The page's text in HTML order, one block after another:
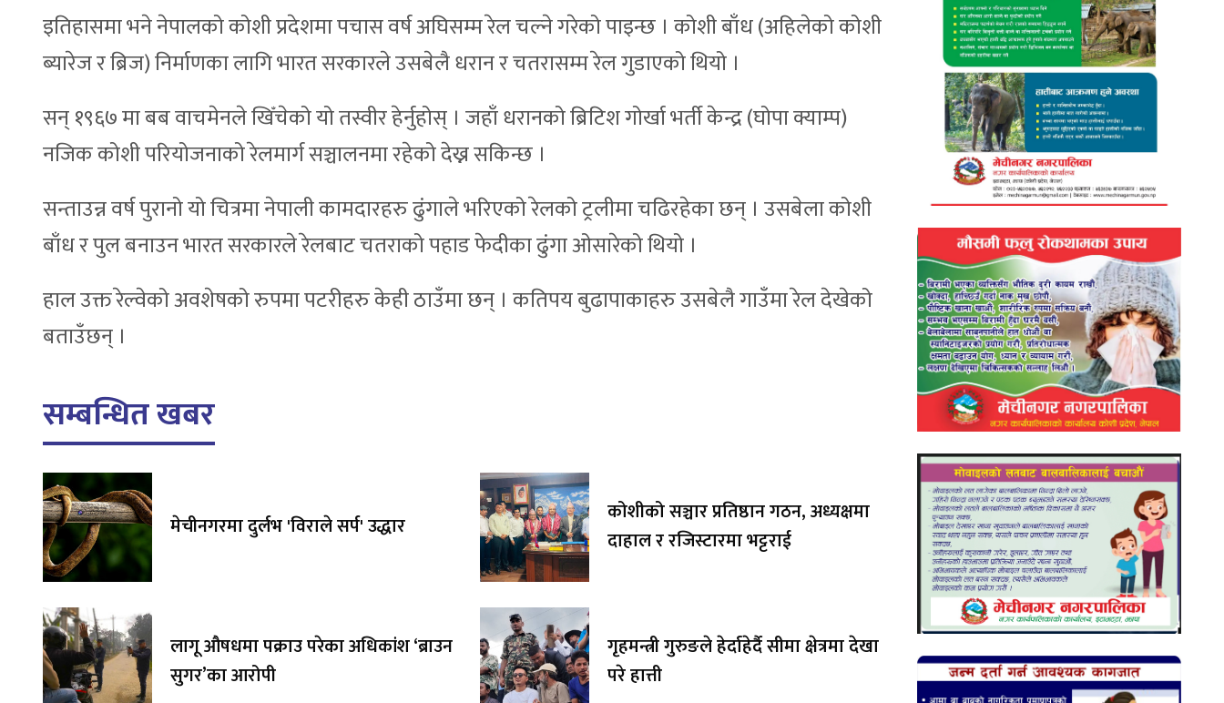
इतिहासमा भने नेपालको कोशी प्रदेशमा पचास वर्ष अघिसम्म रेल चल्ने गरेको पाइन्छ । कोशी बाँध (अहिलेको कोशी
ब्यारेज र ब्रिज) निर्माणका लागि भारत सरकारले उसबेलै धरान र चतरासम्म रेल गुडाएको थियो ।
सन् १९६७ मा बब वाचमेनले खिँचेको यो तस्वीर हेर्नुहोस् । जहाँ धरानको ब्रिटिश गोर्खा भर्ती केन्द्र (घोपा क्याम्प)
नजिक कोशी परियोजनाको रेलमार्ग सञ्चालनमा रहेको देख्न सकिन्छ ।
सन्ताउन्न वर्ष पुरानो यो चित्रमा नेपाली कामदारहरु ढुंगाले भरिएको रेलको ट्रलीमा चढिरहेका छन् । उसबेला कोशी
बाँध र पुल बनाउन भारत सरकारले रेलबाट चतराको पहाड फेदीका ढुंगा ओसारेको थियो ।
हाल उक्त रेल्वेको अवशेषको रुपमा पटरीहरु केही ठाउँमा छन् । कतिपय बुढापाकाहरु उसबेलै गाउँमा रेल देखेको
बताउँछन् ।
सम्बन्धित खबर
मेचीनगरमा दुर्लभ 'विराले सर्प' उद्धार
लागू औषधमा पक्राउ परेका अधिकांश ‘ब्राउन
सुगर’का आरोपी
कोशीको सञ्चार प्रतिष्ठान गठन, अध्यक्षमा
दाहाल र रजिस्टारमा भट्टराई
गृहमन्त्री गुरुङले हेर्दाहेर्दै सीमा क्षेत्रमा देखा
परे हात्ती